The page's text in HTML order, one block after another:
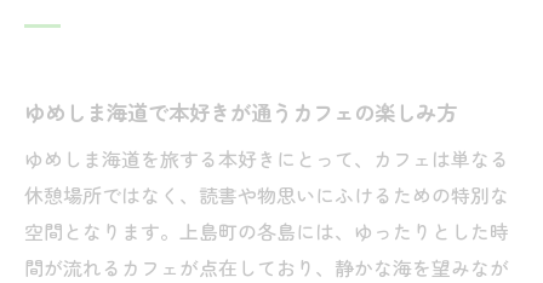
ゆめしま海道で本好きが通うカフェの楽しみ方
ゆめしま海道を旅する本好きにとって、カフェは単なる
休憩場所ではなく、読書や物思いにふけるための特別な
空間となります。上島町の各島には、ゆったりとした時
間が流れるカフェが点在しており、静かな海を望みなが